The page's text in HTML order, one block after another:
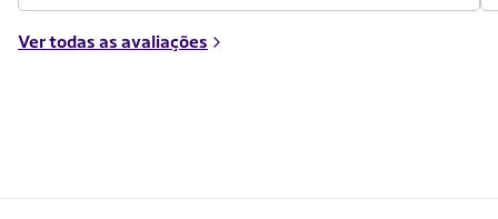
Ver todas as avaliações